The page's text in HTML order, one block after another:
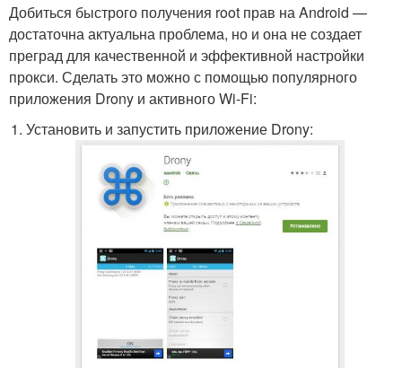
Добиться быстрого получения root прав на Android —
достаточна актуальна проблема, но и она не создает
преград для качественной и эффективной настройки
прокси. Сделать это можно с помощью популярного
приложения Drony и активного Wi-Fi:
Установить и запустить приложение Drony: